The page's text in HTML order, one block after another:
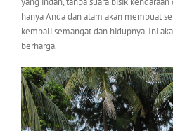
hanya Anda dan alam akan membuat
kembali semangat dan hidupnya. Ini
berharga.